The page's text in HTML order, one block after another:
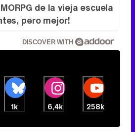
de la vieja escuela
pero mejor!
DISCOVER WITH
1k 6,4k 258k